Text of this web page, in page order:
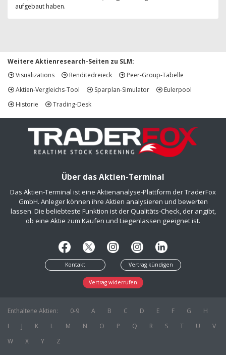
aufgebaut haben.
Weitere Aktienresearch-Seiten zu SLM:
Visualizations
Renditedreieck
Peer-Group-Tabelle
Aktien-Vergleichs-Tool
Sparplan-Simulator
Eulerpool
Historie
Trading-Desk
Über das Aktien-Terminal
Das Aktien-Terminal ist eine Aktienanalyse-Plattform der TraderFox
GmbH. Anleger können ihre Aktien analysieren und bewerten
lassen. Die beliebteste Funktion ist der Qualitäts-Check, der angibt,
ob eine Aktie zum Kaufen und Liegenlassen geeignet ist.
Kontakt Vertrag kündigen
Vertrag widerrufen
Enthaltene Aktien: 0-9 A B C D E F G
H
I
J K L M N O P Q R S T U
V
W
X Y Z